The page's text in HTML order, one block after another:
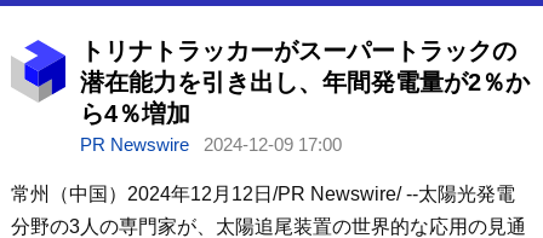
トリナトラッカーがスーパートラックの
潜在能力を引き出し、年間発電量が2％か
ら4％増加
PR Newswire 2024-12-09 17:00
常州（中国） 2024年12 月12 日 /PR Newswire/ --太陽光発電
分野の3人の専門家が、太陽追尾装置の世界的な応用の見通